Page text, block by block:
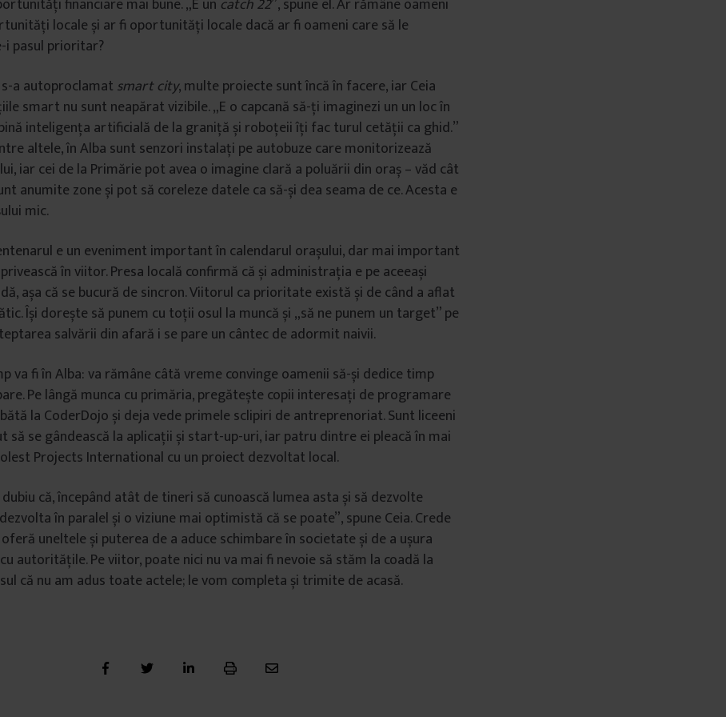
financiare mai bune. „E un catch 22”, spune el. Ar rămâne oameni
locale și ar fi oportunități locale dacă ar fi oameni care să le
i pasul prioritar?
s-a autoproclamatsmart city, multe proiecte sunt încă în facere, iar Ceia
smart nu sunt neapărat vizibile. „E o capcană să-ți imaginezi un un loc în
inteligența artificială de la graniță și roboțeii îți fac turul cetății ca ghid.”
altele, în Alba sunt senzori instalați pe autobuze care monitorizează
iar cei de la Primărie pot avea o imagine clară a poluării din oraș – văd cât
anumite zone și pot să coreleze datele ca să-și dea seama de ce. Acesta e
mic.
e un eveniment important în calendarul orașului, dar mai important
în viitor. Presa locală confirmă că și administrația e pe aceeași
așa că se bucură de sincron. Viitorul ca prioritate există și de când a aflat
Își dorește să punem cu toții osul la muncă și „să ne punem un target” pe
salvării din afară i se pare un cântec de adormit naivii.
va fi în Alba: va rămâne câtă vreme convinge oamenii să-și dedice timp
Pe lângă munca cu primăria, pregătește copii interesați de programare
la CoderDojo și deja vede primele sclipiri de antreprenoriat. Sunt liceeni
să se gândească la aplicații și start-up-uri, iar patru dintre ei pleacă în mai
Projects International cu un proiect dezvoltat local.
că, începând atât de tineri să cunoască lumea asta și să dezvolte
în paralel și o viziune mai optimistă că se poate”, spune Ceia. Crede
uneltele și puterea de a aduce schimbare în societate și de a ușura
autoritățile. Pe viitor, poate nici nu va mai fi nevoie să stăm la coadă la
că nu am adus toate actele; le vom completa și trimite de acasă.